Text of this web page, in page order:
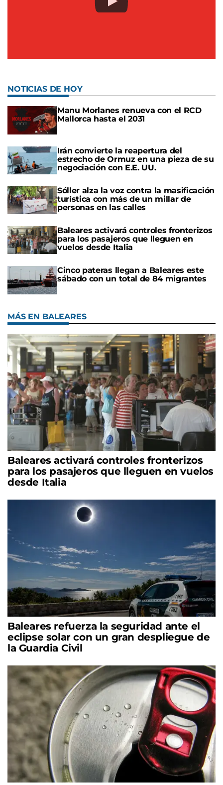
NOTICIAS DE HOY
Manu Morlanes renueva con el RCD
Mallorca hasta el 2031
Irán convierte la reapertura del
estrecho de Ormuz en una pieza de su
negociación con E.E. UU.
Sóller alza la voz contra la masificación
turística con más de un millar de
personas en las calles
Baleares activará controles fronterizos
para los pasajeros que lleguen en
vuelos desde Italia
Cinco pateras llegan a Baleares este
sábado con un total de 84 migrantes
MÁS EN BALEARES
Baleares activará controles fronterizos
para los pasajeros que lleguen en vuelos
desde Italia
Baleares refuerza la seguridad ante el
eclipse solar con un gran despliegue de
la Guardia Civil